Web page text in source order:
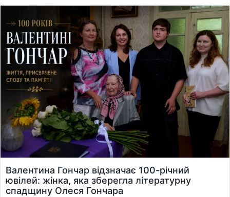
Валентина Гончар відзначає 100-річний
ювілей: жінка, яка зберегла літературну
спадщину Олеся Гончара